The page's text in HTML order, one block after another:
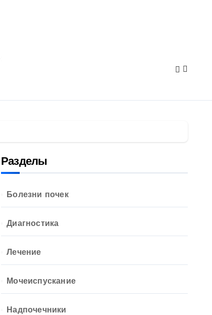
Разделы
Болезни почек
Диагностика
Лечение
Мочеиспускание
Надпочечники